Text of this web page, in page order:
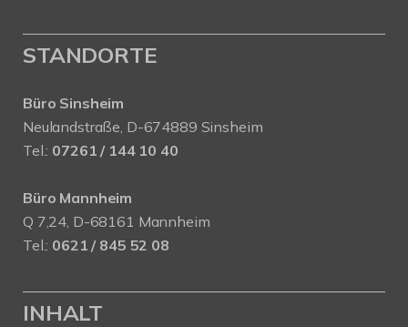
STANDORTE
Büro Sinsheim
Neulandstraße, D-674889 Sinsheim
Tel.: 07261 / 144 10 40
Büro Mannheim
Q 7,24, D-68161 Mannheim
Tel.: 0621 / 845 52 08
INHALT